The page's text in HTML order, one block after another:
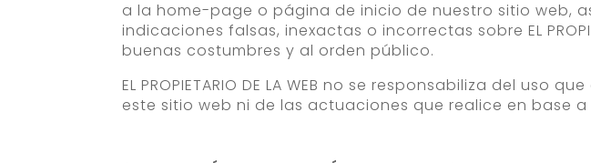
a la home-page o página de inicio de nuestro sitio web,
indicaciones falsas, inexactas o incorrectas sobre EL
buenas costumbres y al orden público.
EL PROPIETARIO DE LA WEB no se responsabiliza del
este sitio web ni de las actuaciones que realice en base a